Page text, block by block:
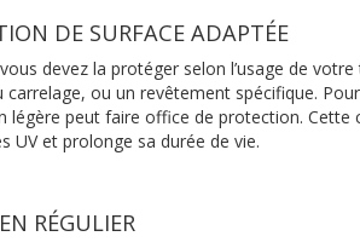
DE SURFACE ADAPTÉE
devez la protéger selon l’usage de votre
ou un revêtement spécifique.
légère peut faire office de protection. Cette
UV et prolonge sa durée de vie.
RÉGULIER